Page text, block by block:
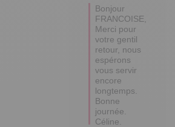
Bonjour
FRANCOISE,
Merci pour
votre gentil
retour, nous
espérons
vous servir
encore
longtemps.
Bonne
journée.
Céline.